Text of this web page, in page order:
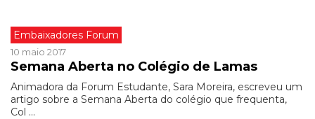
Embaixadores Forum
10 maio 2017
Semana Aberta no Colégio de Lamas
Animadora da Forum Estudante, Sara Moreira, escreveu um
artigo sobre a Semana Aberta do colégio que frequenta,
Col ...